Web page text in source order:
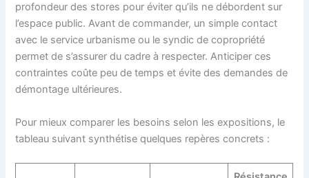
profondeur des stores pour éviter qu’ils ne débordent sur
l’espace public. Avant de commander, un simple contact
avec le service urbanisme ou le syndic de copropriété
permet de s’assurer du cadre à respecter. Anticiper ces
contraintes coûte peu de temps et évite des demandes de
démontage ultérieures.
Pour mieux comparer les besoins selon les expositions, le
tableau suivant synthétise quelques repères concrets :